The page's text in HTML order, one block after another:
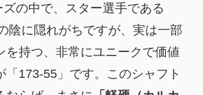
の中で、スター選手である
陰に隠れがちですが、実は一部
を持つ、非常にユニークで価値
「173-55」です。このシャフト